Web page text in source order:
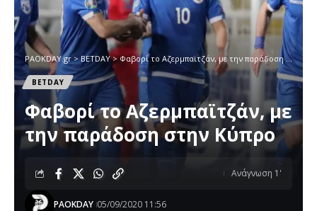
PAOKDAY.gr >ΒETDAY>Φαβορί το Αζερμπαϊτζάν, με την παράδοση στην Κύπρο
ΒETDAY
Φαβορί το Αζερμπαϊτζάν, με
την παράδοση στην Κύπρο
PAOKDAY 05/09/2020 11:56
Ανάγνωση 1'